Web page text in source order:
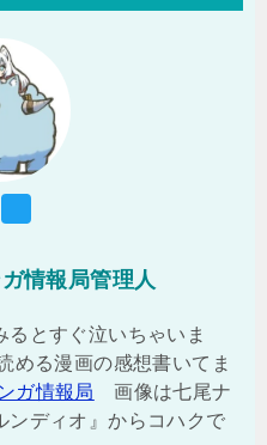
情報局管理人
とすぐ泣いちゃいま
める漫画の感想書いてま
ガ情報局
画像は七尾ナ
ンディオ』からコハクで